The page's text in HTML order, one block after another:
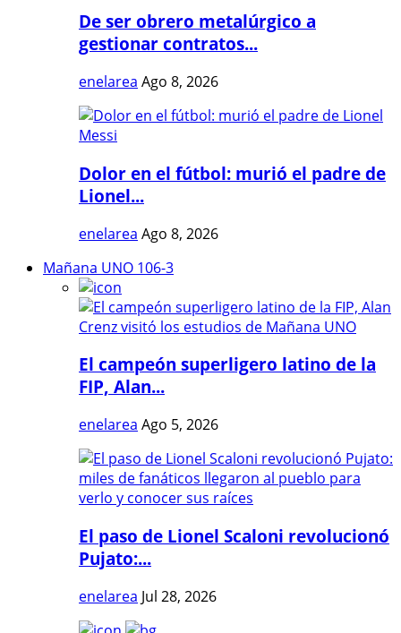
De ser obrero metalúrgico a
gestionar contratos...
enelarea Ago 8, 2026
Dolor en el fútbol: murió el padre de
Lionel...
enelarea Ago 8, 2026
Mañana UNO 106-3
El campeón superligero latino de la
FIP, Alan...
enelarea Ago 5, 2026
El paso de Lionel Scaloni revolucionó
Pujato:...
enelarea Jul 28, 2026